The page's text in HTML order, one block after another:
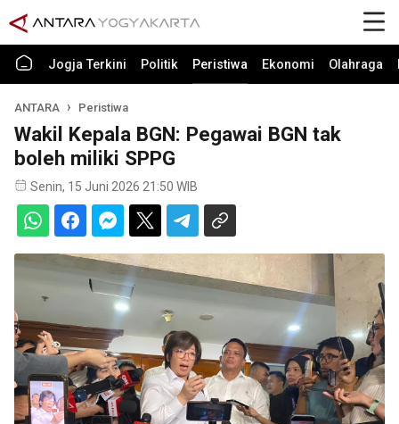
Jogja Terkini Politik Peristiwa Ekonomi Olahraga
ANTARA Peristiwa
Wakil Kepala BGN: Pegawai BGN tak
boleh miliki SPPG
Senin, 15 Juni 2026 21:50 WIB